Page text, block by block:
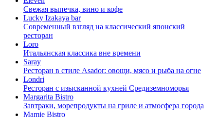
Свежая выпечка, вино и кофе
Lucky Izakaya bar
Современный взгляд на классический японский
ресторан
Loro
Итальянская классика вне времени
Saray
Ресторан в стиле Asador: овощи, мясо и рыба на огне
Londri
Ресторан с изысканной кухней Средиземноморья
Margarita Bistro
Завтраки, морепродукты на гриле и атмосфера города
Mamie Bistro